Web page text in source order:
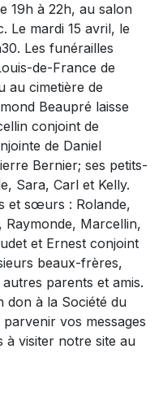
19h à 22h, au salon
Le mardi 15 avril, le
Les funérailles
de-France de
au cimetière de
Beaupré laisse
conjoint de
de Daniel
Bernier; ses petits-
Sara, Carl et Kelly.
et sœurs : Rolande,
Raymonde, Marcellin,
et Ernest conjoint
beaux-frères,
parents et amis.
don à la Société du
vos messages
à visiter notre site au